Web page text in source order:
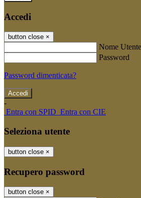
Accedi
button close ×
Nome Utente
Password
Password dimenticata?
-
Entra con SPID Entra con CIE
Seleziona utente
button close ×
Recupero password
button close ×